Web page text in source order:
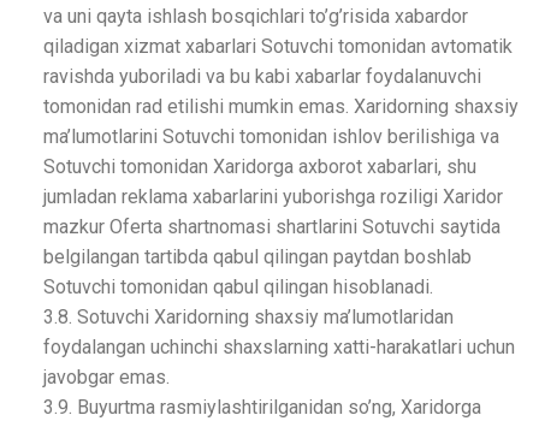
va uni qayta ishlash bosqichlari to’g’risida xabardor
qiladigan xizmat xabarlari Sotuvchi tomonidan avtomatik
ravishda yuboriladi va bu kabi xabarlar foydalanuvchi
tomonidan rad etilishi mumkin emas. Xaridorning shaxsiy
ma’lumotlarini Sotuvchi tomonidan ishlov berilishiga va
Sotuvchi tomonidan Xaridorga axborot xabarlari, shu
jumladan reklama xabarlarini yuborishga roziligi Xaridor
mazkur Oferta shartnomasi shartlarini Sotuvchi saytida
belgilangan tartibda qabul qilingan paytdan boshlab
Sotuvchi tomonidan qabul qilingan hisoblanadi.
3.8. Sotuvchi Xaridorning shaxsiy ma’lumotlaridan
foydalangan uchinchi shaxslarning xatti-harakatlari uchun
javobgar emas.
3.9. Buyurtma rasmiylashtirilganidan so’ng, Xaridorga